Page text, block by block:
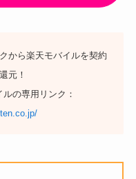
から楽天モバイルを契約
元！
の専用リンク：